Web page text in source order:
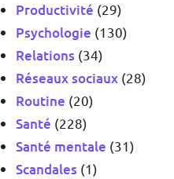
Productivité (29)
Psychologie (130)
Relations (34)
Réseaux sociaux(28)
Routine (20)
Santé (228)
Santé mentale (31)
Scandales (1)